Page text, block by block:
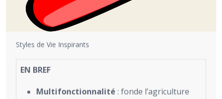
Styles de Vie Inspirants
EN BREF
Multifonctionnalité : fonde l’agriculture